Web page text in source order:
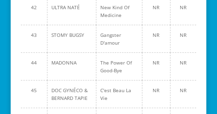
42 ULTRA NATÉ
New Kind Of
Medicine
NR NR
43 STOMY BUGSY
Gangster
D'amour
NR NR
44 MADONNA
The Power Of
Good-Bye
NR NR
45
DOC GYNÉCO &
BERNARD TAPIE
C'est Beau La
Vie
NR NR